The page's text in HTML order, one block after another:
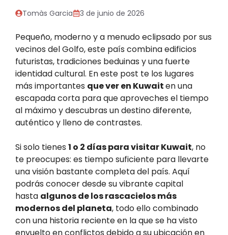
Tomàs Garcia 3 de junio de 2026
Pequeño, moderno y a menudo eclipsado por sus
vecinos del Golfo, este país combina edificios
futuristas, tradiciones beduinas y una fuerte
identidad cultural. En este post te los lugares
más importantes que ver en Kuwaiten una
escapada corta para que aproveches el tiempo
al máximo y descubras un destino diferente,
auténtico y lleno de contrastes.
Si solo tienes 1 o 2 días para visitar Kuwait, no
te preocupes: es tiempo suficiente para llevarte
una visión bastante completa del país. Aquí
podrás conocer desde su vibrante capital
hasta algunos de los rascacielos más
modernos del planeta, todo ello combinado
con una historia reciente en la que se ha visto
envuelto en conflictos debido a su ubicación en